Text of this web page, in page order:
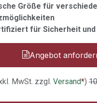
Größe für
für Sicherheit
Angebot
MwSt. zzgl. Versand*)